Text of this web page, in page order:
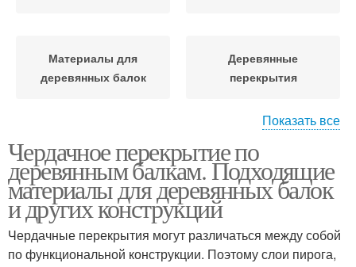
Материалы для
деревянных балок
Деревянные
перекрытия
деревянным балкам
чердака
Перекрытия в домах Плитные перекрытия
Показать все
Чердачное перекрытие по
деревянным балкам. Подходящие
материалы для деревянных балок
и других конструкций
Чердачные перекрытия могут различаться между собой
по функциональной конструкции. Поэтому слои пирога,